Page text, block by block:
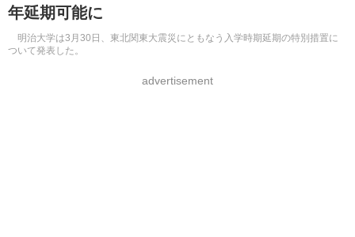
自由研究教材（小学生向け）
年延期可能に
明治大学は3月30日、東北関東大震災にともなう入学時期延期の特別措置に
ついて発表した。
advertisement